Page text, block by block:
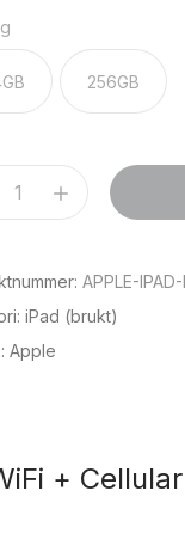
256GB
APPLE-
iPad (brukt)
Apple
+ Cellular